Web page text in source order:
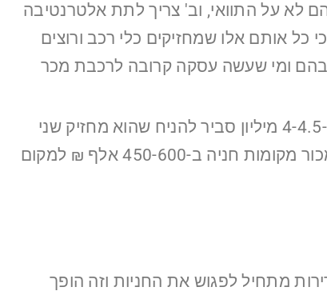
לא על התוואי, וב' צריך לתת אלטרנטיבה
אותם אלו שמחזיקים כלי רכב ורוצים
בהם ומי שעשה עסקה קרובה לרכבת מכר
גם בתל אביב, מגדלי המגורים של גינדי, בשלב ראשון שיווקו עם מקום חניה אחד, אך ידעו שמי שיקנה דירה ב-4-4.5 מיליון סביר להניח שהוא מחזיק שני
רכבים, כשבא אותו זוג שקנה את הדירה ב-4.5-5 מיליון ₪ עם חניה אחת לקנות חניה נוספת, גינדי התחילו למכור מקומות חניה ב-450-600 אלף ₪ למקום
₪. מה שקורה- הגבול העליון של הדירות מתחיל לפגוש את החניות וזה הופך